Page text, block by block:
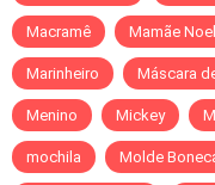
Macramê Mamãe Noel
Marinheiro Máscara
Menino Mickey
mochila Molde